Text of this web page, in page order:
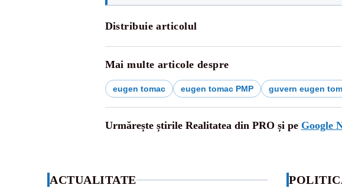
Distribuie articolul
Mai multe articole despre
eugen tomac eugen tomac PMP guvern eugen
Urmărește știrile Realitatea din PRO și pe Google
ACTUALITATE